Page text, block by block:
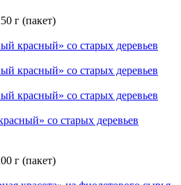
г (пакет)
со старых деревьев
г (пакет)